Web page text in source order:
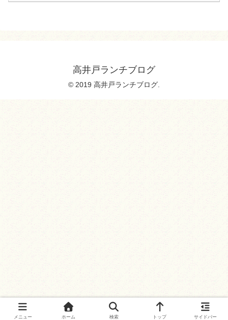
高井戸ランチブログ
© 2019 高井戸ランチブログ.
メニュー ホーム 検索 トップ サイドバー